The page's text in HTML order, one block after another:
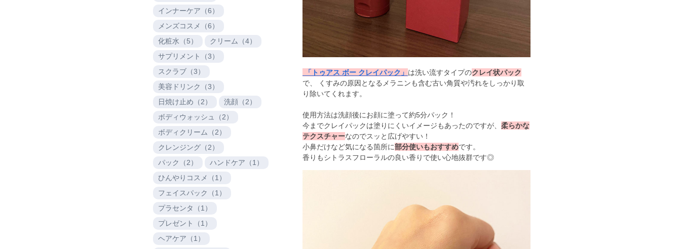
インナーケア（6）
メンズコスメ（6）
化粧水（5）
クリーム（4）
サプリメント（3）
スクラブ（3）
美容ドリンク（3）
日焼け止め（2）
洗顔（2）
ボディウォッシュ（2）
ボディクリーム（2）
クレンジング（2）
パック（2）
ハンドケア（1）
ひんやりコスメ（1）
フェイスパック（1）
プラセンタ（1）
プレゼント（1）
ヘアケア（1）
「トゥアス ボー クレイパック」 は洗い流すタイプのクレイ状パック
で、 くすみの原因となるメラニンも含む古い角質や汚れをしっかり取
り除いてくれます。
使用方法は洗顔後にお顔に塗って約5分パック！
今までクレイパックは塗りにくいイメージもあったのですが、 柔らかな
テクスチャーなのでスッと広げやすい！
小鼻だけなど気になる箇所に部分使いもおすすめです。